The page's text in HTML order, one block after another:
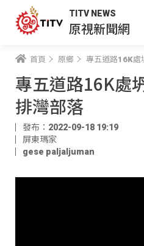
TITV NEWS
原視新聞網
首頁 原鄉 專五道路16K處
專五道路16K處
排灣部落
發布：2022-09-18 19:19
屏東瑪家
gese paljaljuman